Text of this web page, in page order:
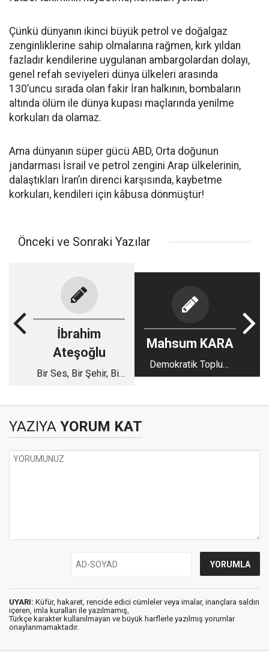
Çünkü dünyanın ikinci büyük petrol ve doğalgaz
zenginliklerine sahip olmalarına rağmen, kırk yıldan
fazladır kendilerine uygulanan ambargolardan dolayı,
genel refah seviyeleri dünya ülkeleri arasında
130’uncu sırada olan fakir İran halkının, bombaların
altında ölüm ile dünya kupası maçlarında yenilme
korkuları da olamaz.
Ama dünyanın süper gücü ABD, Orta doğunun
jandarması İsrail ve petrol zengini Arap ülkelerinin,
dalaştıkları İran’ın direnci karşısında, kaybetme
korkuları, kendileri için kâbusa dönmüştür!
Önceki ve Sonraki Yazılar
İbrahim
Ateşoğlu
Bir Ses, Bir Şehir, Bir
Mahsum KARA
Demokratik Toplum
Sürecinde Abdullah
YAZIYA YORUM KAT
UYARI: Küfür, hakaret, rencide edici cümleler veya imalar, inançlara saldırı
içeren, imla kuralları ile yazılmamış,
Türkçe karakter kullanılmayan ve büyük harflerle yazılmış yorumlar
onaylanmamaktadır.